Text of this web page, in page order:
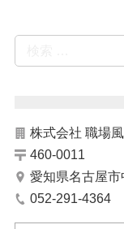
株式会社 職場
460-0011
愛知県名古屋
052-291-4364